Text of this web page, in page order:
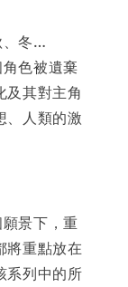
、冬…
色被遺棄
及其對主角
、人類的激
景下，重
將重點放在
系列中的所